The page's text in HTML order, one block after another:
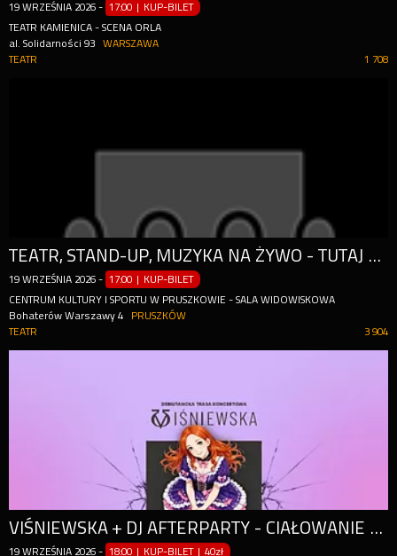
19 WRZEŚNIA 2026 - 17:00 | KUP-BILET
TEATR KAMIENICA - SCENA ORLA
al. Solidarności 93
WARSZAWA
1 708
TEATR
TEATR, STAND-UP, MUZYKA NA ŻYWO - TUTAJ MOŻE WYDARZYĆ SIĘ WSZYSTKO!
19 WRZEŚNIA 2026 - 17:00 | KUP-BILET
CENTRUM KULTURY I SPORTU W PRUSZKOWIE - SALA WIDOWISKOWA
Bohaterów Warszawy 4
PRUSZKÓW
3 904
TEATR
VIŚNIEWSKA + DJ AFTERPARTY - CIAŁOWANIE LIVE EXPERIENCE W PIĄTYM DOMU
19 WRZEŚNIA 2026 - 18:00 | KUP-BILET |40zł